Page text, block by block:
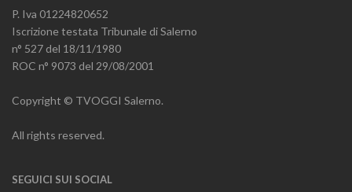
P. Iva 01224820652
Iscrizione testata Tribunale di Salerno
n° 527 del 18/11/1980
ROC n° 9073 del 29/08/2001
Copyright © TVOGGI Salerno.
All rights reserved.
SEGUICI SUI SOCIAL